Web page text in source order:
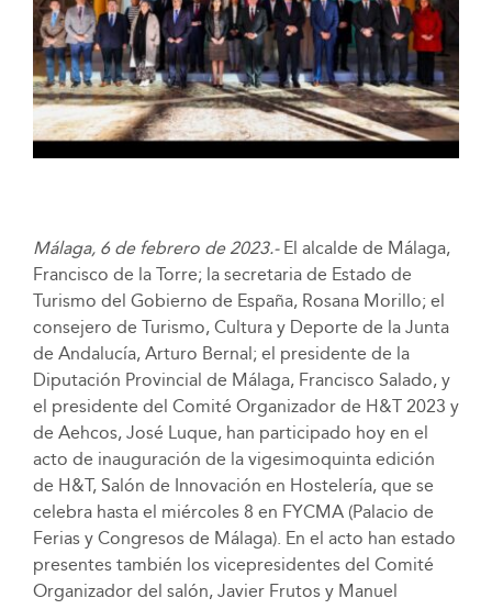
Málaga, 6 de febrero de 2023.- El alcalde de Málaga,
Francisco de la Torre; la secretaria de Estado de
Turismo del Gobierno de España, Rosana Morillo; el
consejero de Turismo, Cultura y Deporte de la Junta
de Andalucía, Arturo Bernal; el presidente de la
Diputación Provincial de Málaga, Francisco Salado, y
el presidente del Comité Organizador de H&T 2023 y
de Aehcos, José Luque, han participado hoy en el
acto de inauguración de la vigesimoquinta edición
de H&T, Salón de Innovación en Hostelería, que se
celebra hasta el miércoles 8 en FYCMA (Palacio de
Ferias y Congresos de Málaga). En el acto han estado
presentes también los vicepresidentes del Comité
Organizador del salón, Javier Frutos y Manuel